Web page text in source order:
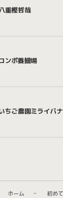
重樫哲哉
ンポ養鰻場
ちご農園ミライバナ
ホーム 初め